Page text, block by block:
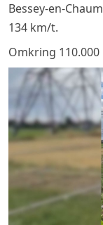
Bessey-en-
134 km/t.
Omkring